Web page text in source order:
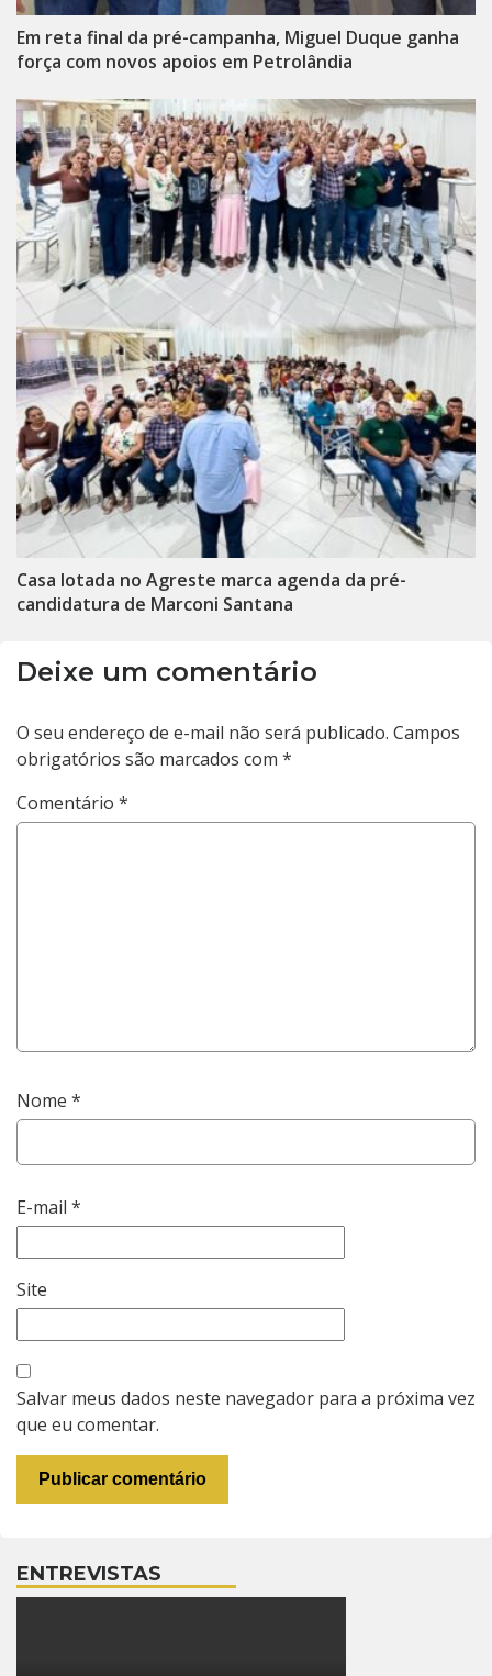
Em reta final da pré-campanha, Miguel Duque ganha
força com novos apoios em Petrolândia
Casa lotada no Agreste marca agenda da pré-
candidatura de Marconi Santana
Deixe um comentário
O seu endereço de e-mail não será publicado. Campos
obrigatórios são marcados com *
Comentário *
Nome *
E-mail *
Site
Salvar meus dados neste navegador para a próxima vez
que eu comentar.
ENTREVISTAS